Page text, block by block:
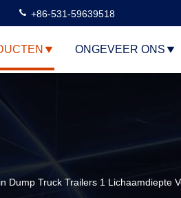
+86-531-59639518
ONGEVEER ONS
Dump Truck Trailers 1 Lichaamdiepte